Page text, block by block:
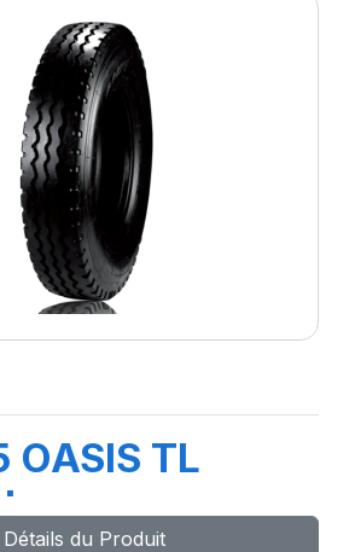
OASIS TL
Détails du Produit